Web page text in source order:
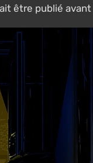
être publié